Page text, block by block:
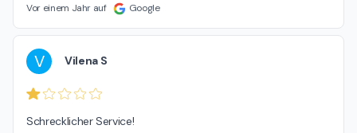
Vor einem Jahr auf Google
V Vilena S
Schrecklicher Service!